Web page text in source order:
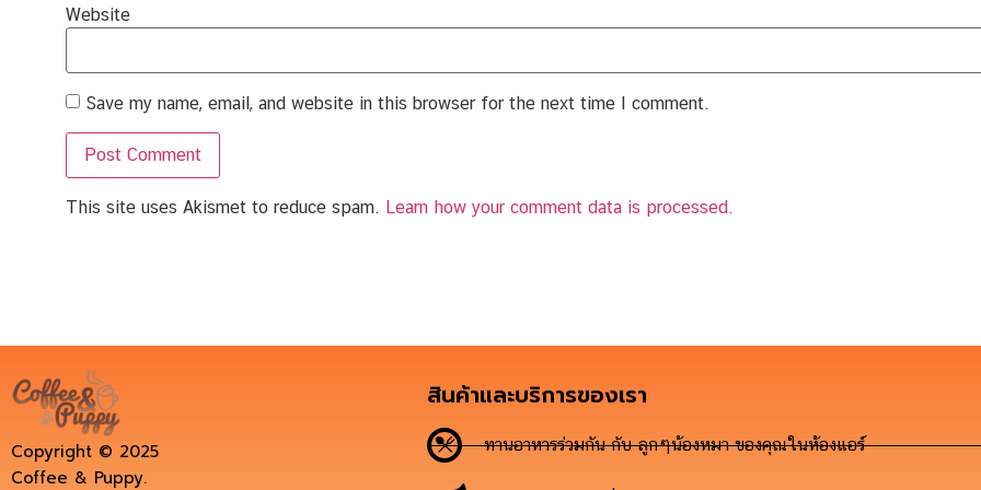
Website
Save my name, email, and website in this browser for the next time I comment.
This site uses Akismet to reduce spam. Learn how your comment data is processed.
Copyright © 2025
Coffee & Puppy.
สินค้าและบริการของเรา
ทานอาหารร่วมกัน กับ ลูกๆน้องหมา ของคุณในห้องแอร์